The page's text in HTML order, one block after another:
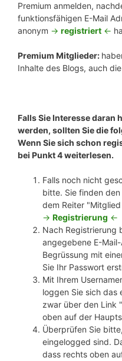
Premium anmelden,
funktionsfähigen E-Mail
anonym -> registriert <-
Premium Mitglieder:
Inhalte des Blogs, auch
Falls Sie Interesse daran
werden, sollten Sie die
Wenn Sie sich schon
bei Punkt 4 weiterlesen.
Falls noch nicht
bitte. Sie finden
dem Reiter
-> Registrierung <-
Nach Registrierung
angegebene E-
Begrüssung mit
Sie Ihr Passwort
Mit Ihrem
loggen Sie sich das
zwar über den Link
oben auf der
Überprüfen Sie
eingelogged sind.
dass rechts oben